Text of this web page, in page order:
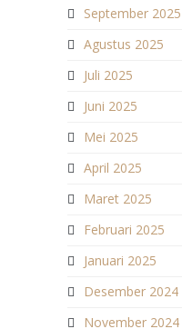
September 2025
Agustus 2025
Juli 2025
Juni 2025
Mei 2025
April 2025
Maret 2025
Februari 2025
Januari 2025
Desember 2024
November 2024